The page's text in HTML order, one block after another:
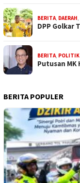
BERITA DAERAH
DPP Golkar
BERITA POLITIK
Putusan
BERITA POPULER